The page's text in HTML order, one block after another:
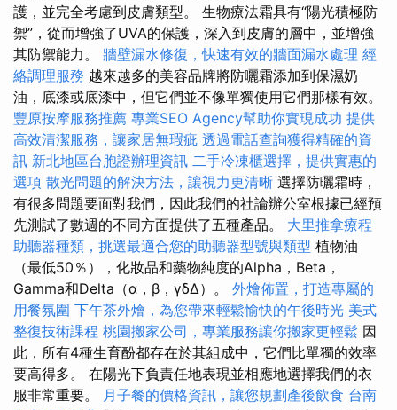
護，並完全考慮到皮膚類型。 生物療法霜具有“陽光積極防
禦”，從而增強了UVA的保護，深入到皮膚的層中，並增強
其防禦能力。 牆壁漏水修復，快速有效的牆面漏水處理 經
絡調理服務 越來越多的美容品牌將防曬霜添加到保濕奶
油，底漆或底漆中，但它們並不像單獨使用它們那樣有效。
豐原按摩服務推薦 專業SEO Agency幫助你實現成功 提供
高效清潔服務，讓家居無瑕疵 透過電話查詢獲得精確的資
訊 新北地區台胞證辦理資訊 二手冷凍櫃選擇，提供實惠的
選項 散光問題的解決方法，讓視力更清晰 選擇防曬霜時，
有很多問題要面對我們，因此我們的社論辦公室根據已經預
先測試了數週的不同方面提供了五種產品。 大里推拿療程
助聽器種類，挑選最適合您的助聽器型號與類型 植物油
（最低50％），化妝品和藥物純度的Alpha，Beta，
Gamma和Delta（α，β，γδΔ）。 外燴佈置，打造專屬的
用餐氛圍 下午茶外燴，為您帶來輕鬆愉快的午後時光 美式
整復技術課程 桃園搬家公司，專業服務讓你搬家更輕鬆 因
此，所有4種生育酚都存在於其組成中，它們比單獨的效率
要高得多。 在陽光下負責任地表現並相應地選擇我們的衣
服非常重要。 月子餐的價格資訊，讓您規劃產後飲食 台南